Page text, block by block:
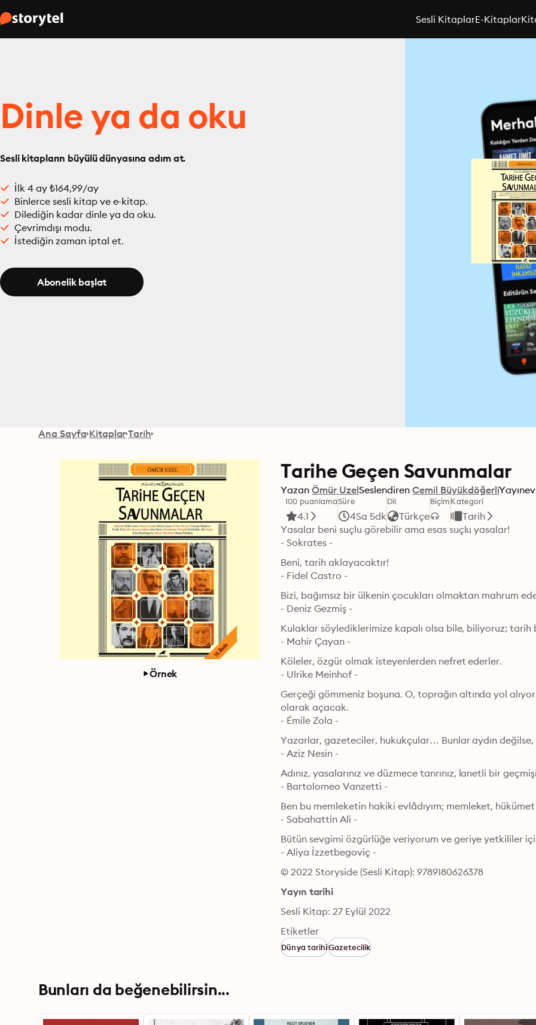
Sesli KitaplarE-Kitaplar
Dinle ya da oku
Sesli kitapların büyülü dünyasına adım at.
İlk 4 ay ₺164,99/ay
Binlerce sesli kitap ve e-kitap.
Dilediğin kadar dinle ya da oku.
Çevrimdışı modu.
İstediğin zaman iptal et.
Abonelik başlat
Ana Sayfa Kitaplar Tarih
Örnek
Tarihe Geçen Savunmalar
Yazan Ömür UzelSeslendiren Cemil Büyükdöğerli
100 puanlama
4.1
Süre
4Sa 5dk
Dil
Türkçe
BiçimKategori
Tarih
Yasalar beni suçlu görebilir ama esas suçlu yasalar!
Beni, tarih aklayacaktır!
Bizi, bağımsız bir ülkenin çocukları olmaktan mahrum
Kulaklar söylediklerimize kapalı olsa bile, biliyoruz; tarih
Köleler, özgür olmak isteyenlerden nefret ederler.
Gerçeği gömmeniz boşuna. O, toprağın altında yol
olarak açacak.
Yazarlar, gazeteciler, hukukçular… Bunlar aydın değilse,
Adınız, yasalarınız ve düzmece tanrınız, lanetli bir
Ben bu memleketin hakiki evlâdıyım; memleket,
Bütün sevgimi özgürlüğe veriyorum ve geriye yetkililer
- Aliya İzzetbegoviç -
© 2022 Storyside (Sesli Kitap): 9789180626378
Yayın tarihi
Sesli Kitap: 27 Eylül 2022
Etiketler
Dünya tarihiGazetecilik
Bunları da beğenebilirsin...